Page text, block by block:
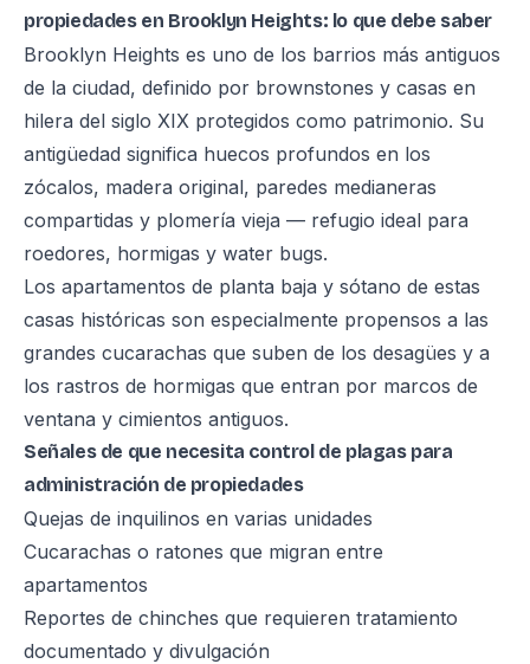
propiedades en Brooklyn Heights: lo que debe saber
Brooklyn Heights es uno de los barrios más antiguos
de la ciudad, definido por brownstones y casas en
hilera del siglo XIX protegidos como patrimonio. Su
antigüedad significa huecos profundos en los
zócalos, madera original, paredes medianeras
compartidas y plomería vieja — refugio ideal para
roedores, hormigas y water bugs.
Los apartamentos de planta baja y sótano de estas
casas históricas son especialmente propensos a las
grandes cucarachas que suben de los desagües y a
los rastros de hormigas que entran por marcos de
ventana y cimientos antiguos.
Señales de que necesita control de plagas para
administración de propiedades
Quejas de inquilinos en varias unidades
Cucarachas o ratones que migran entre
apartamentos
Reportes de chinches que requieren tratamiento
documentado y divulgación